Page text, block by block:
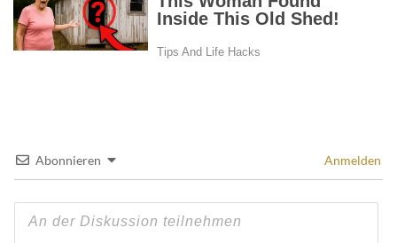
Abonnieren Anmelden